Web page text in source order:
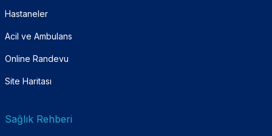
Hastaneler
Acil ve Ambulans
Online Randevu
Site Haritası
Sağlık Rehberi